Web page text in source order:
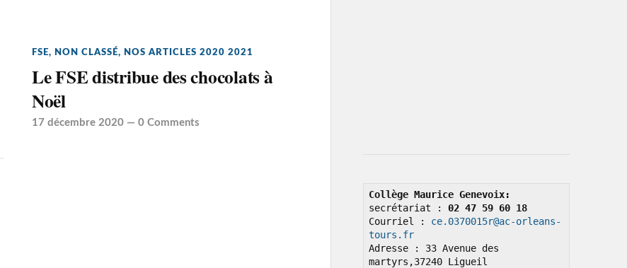
FSE, NON CLASSÉ, NOS ARTICLES 2020 2021
Le FSE distribue des chocolats à
Noël
17 décembre 2020— 0 Comments
Collège Maurice Genevoix:
secrétariat : 02 47 59 60 18
Courriel : ce.0370015r@ac-orleans-
tours.fr
Adresse : 33 Avenue des
martyrs,37240 Ligueil